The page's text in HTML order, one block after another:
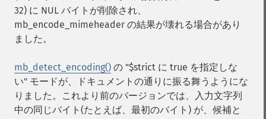
32) に NUL バイトが削除され、
mb_encode_mimeheader の結果が壊れる場合があり
ました。
mb_detect_encoding() の "$strict に true を指定しな
い" モードが、ドキュメントの通りに振る舞うようにな
りました。これより前のバージョンでは、入力文字列
中の同じバイト(たとえば、最初のバイト) が、候補と